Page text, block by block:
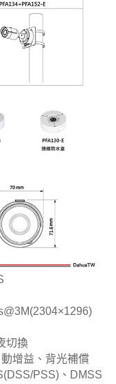
切換
增益、背光補償
PSS)、DMSS